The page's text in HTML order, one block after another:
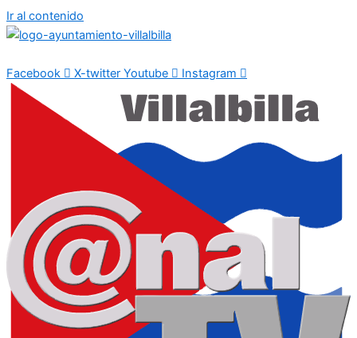
Ir al contenido
Facebook X-twitter Youtube Instagram